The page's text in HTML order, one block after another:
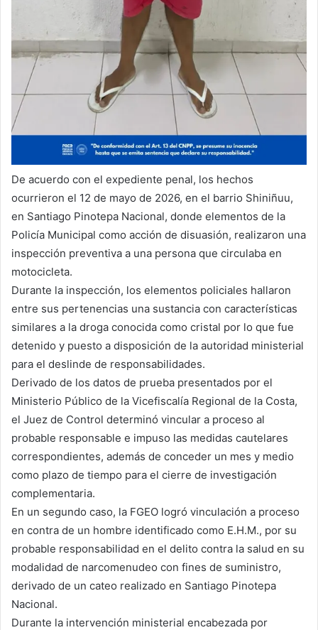
De acuerdo con el expediente penal, los hechos
ocurrieron el 12 de mayo de 2026, en el barrio Shiniñuu,
en Santiago Pinotepa Nacional, donde elementos de la
Policía Municipal como acción de disuasión, realizaron una
inspección preventiva a una persona que circulaba en
motocicleta.
Durante la inspección, los elementos policiales hallaron
entre sus pertenencias una sustancia con características
similares a la droga conocida como cristal por lo que fue
detenido y puesto a disposición de la autoridad ministerial
para el deslinde de responsabilidades.
Derivado de los datos de prueba presentados por el
Ministerio Público de la Vicefiscalía Regional de la Costa,
el Juez de Control determinó vincular a proceso al
probable responsable e impuso las medidas cautelares
correspondientes, además de conceder un mes y medio
como plazo de tiempo para el cierre de investigación
complementaria.
En un segundo caso, la FGEO logró vinculación a proceso
en contra de un hombre identificado como E.H.M., por su
probable responsabilidad en el delito contra la salud en su
modalidad de narcomenudeo con fines de suministro,
derivado de un cateo realizado en Santiago Pinotepa
Nacional.
Durante la intervención ministerial encabezada por